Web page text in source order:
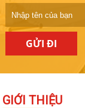
GỬI ĐI
GIỚI THIỆU